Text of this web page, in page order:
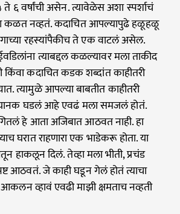
ते ६ वर्षांची असेन. त्यावेळेस अशा स्पर्शाचं
कळत नव्हतं. कदाचित आपल्यापुढे हळूहळू
रहस्यांपैकीच ते एक वाटलं असेल.
त्याबद्दल कळल्यावर मला ताकीद
कदाचित कडक शब्दांत काहीतरी
त्यामुळे आपल्या बाबतीत काहीतरी
घडलं आहे एवढं मला समजलं होतं.
हे आता अजिबात आठवत नाही. हा
घरात राहणारा एक भाडेकरू होता. या
हाकलून दिलं. तेव्हा मला भीती, प्रचंड
आठवतं. जे काही घडून गेलं होतं त्याचा
व्हावं एवढी माझी क्षमताच नव्हती